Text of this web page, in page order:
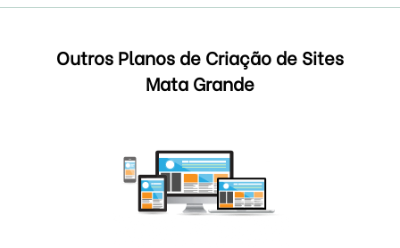
Outros Planos de Criação de Sites
Mata Grande